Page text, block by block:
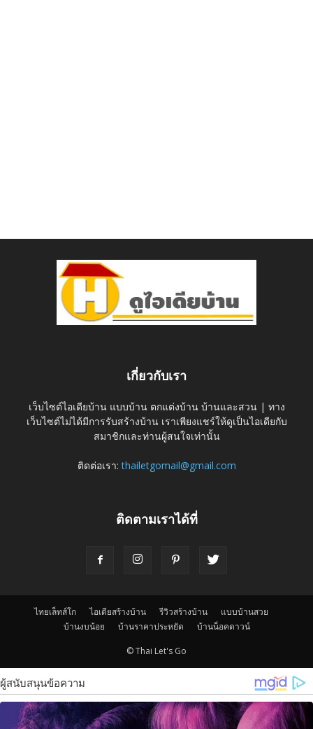
เกี่ยวกับเรา
เว็บไซต์ไอเดียบ้าน แบบบ้าน ตกแต่งบ้าน บ้านและสวน | ทาง
เว็บไซต์ไม่ได้มีการรับสร้างบ้าน เราเพียงแชร์ให้ดูเป็นไอเดียกับ
สมาชิกและท่านผู้สนใจเท่านั้น
ติดต่อเรา:thailetgomail@gmail.com
ติดตามเราได้ที่
ไทยเล็ทส์โก ไอเดียสร้างบ้าน รีวิวสร้างบ้าน
แบบบ้านสวย
บ้านงบน้อย
บ้านราคาประหยัด บ้านน็อคดาวน์
© Thai Let's Go